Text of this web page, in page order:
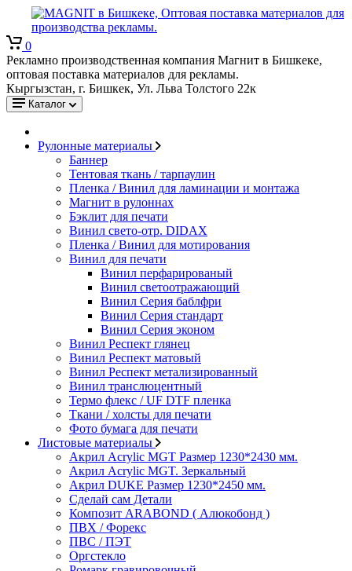
0
Рекламно производственная компания Магнит в Бишкеке,
оптовая поставка материалов для рекламы.
Кыргызстан, г. Бишкек, Ул. Льва Толстого 22к
Каталог
Рулонные материалы
Баннер
Тентовая ткань / тарпаулин
Пленка / Винил для ламинации и монтажа
Магнит в рулоннах
Бэклит для печати
Винил свето-отр. DIDAX
Пленка / Винил для мотирования
Винил для печати
Винил перфарированый
Винил светоотражающий
Винил Серия баблфри
Винил Серия стандарт
Винил Серия эконом
Винил Респект глянец
Винил Респект матовый
Винил Респект метализированный
Винил транслюцентный
Термо флекс / UF DTF пленка
Ткани / холсты для печати
Фото бумага для печати
Листовые материалы
Акрил Acrylic MGT Размер 1230*2430 мм.
Акрил Acrylic MGT. Зеркальный
Акрил DUKE Размер 1230*2450 мм.
Сделай сам Детали
Композит ARABOND ( Алюкобонд )
ПВХ / Форекс
ПВС / ПЭТ
Оргстекло